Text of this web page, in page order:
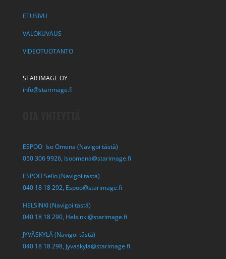
ETUSIVU
VALOKUVAUS
VIDEOTUOTANTO
STAR IMAGE OY
info@starimage.fi
ESPOO Iso Omena (Navigoi tästä)
050 306 9926, Isoomena@starimage.fi
ESPOO Sello (Navigoi tästä)
040 18 18 292, Espoo@starimage.fi
HELSINKI (Navigoi tästä)
040 18 18 290, Helsinki@starimage.fi
JYVÄSKYLÄ (Navigoi tästä)
040 18 18 298, Jyvaskyla@starimage.fi